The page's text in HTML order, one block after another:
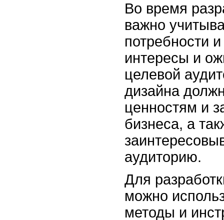
Во время
важно
потребности
интересы и
целевой
дизайна
ценностям и
бизнеса, а
аудиторию.
Для
можно
методы и